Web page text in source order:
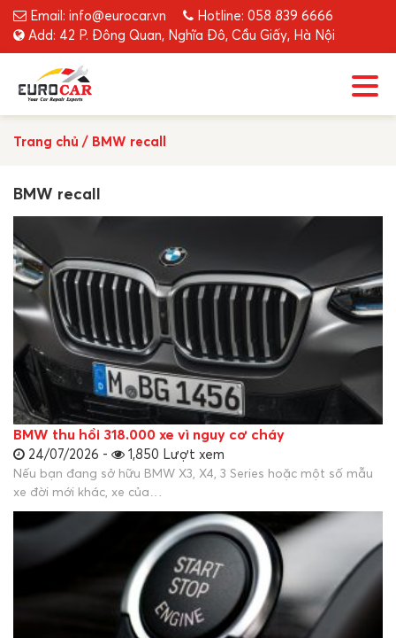
Email: info@eurocar.vn
Hotline: 058 839 6666
Add: 42 P. Đông Quan, Nghĩa Đô, Cầu Giấy, Hà Nội
Trang chủ / BMW recall
BMW recall
BMW thu hồi 318.000 xe vì nguy cơ cháy
24/07/2026 - 1,850 Lượt xem
Nếu bạn đang sở hữu BMW X3, X4, 3 Series hoặc một số mẫu
xe đời mới khác, xe của…